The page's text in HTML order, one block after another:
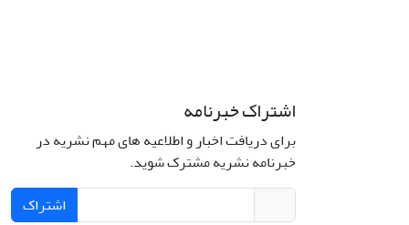
اشتراک خبرنامه
برای دریافت اخبار و اطلاعیه های مهم نشریه در
خبرنامه نشریه مشترک شوید.
اشتراک